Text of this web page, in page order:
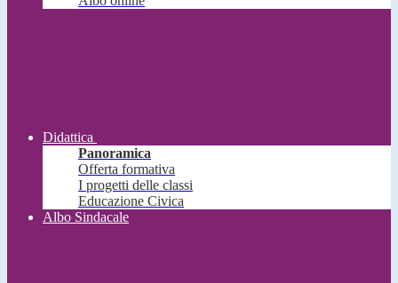
Didattica
Panoramica
Offerta formativa
I progetti delle classi
Educazione Civica
Albo Sindacale